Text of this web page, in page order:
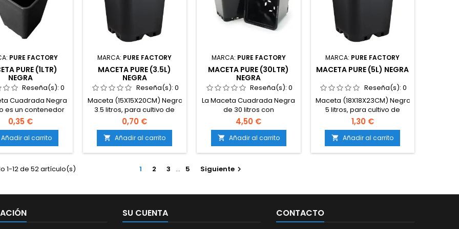
PURE FACTORY
PURE (1LTR)
NEGRA
Reseña(s):0
Cuadrada Negra
es un contenedor
resistente,
para optimizar el
en cultivos de
Sus dimensiones
son 10x10x14
que la hace ideal
primeras etapas
como la
de
esquejes.
0,35 €
Añadir al carrito
MARCA: PURE FACTORY
MACETA PURE (3.5L)
NEGRA
Reseña(s): 0
Maceta (15X15X20CM) Negra,
3.5 litros, para cultivo de
marihuana, para plantas
madres o para crecimiento
y posterior trasplante, con
drenaje en su base.
0,70 €
 Añadir al carrito
MARCA: PURE FACTORY
MACETA PURE (30LTR)
NEGRA
Reseña(s):0
La Maceta Cuadrada Negra
de 30 litros con
dimensiones de 36x36x37
cm está diseñada para
optimizar el espacio en
cultivos de interior y
exterior. Fabricada en
plástico resistente, esta
maceta es duradera y
desarrollo de plantas de
4,50 €
 Añadir al carrito
MARCA: PURE FACTORY
MACETA PURE (5L) NEGRA
Reseña(s): 0
Maceta (18X18X23CM) Negra,
5 litros, para cultivo de
marihuana, para plantas
madres o para crecimiento
y posterior trasplante, con
drenaje en su base.
1,30 €
 Añadir al carrito
1-12 de 52 artículo(s) 1 2 3 … 5 Siguiente 
SU CUENTA CONTACTO